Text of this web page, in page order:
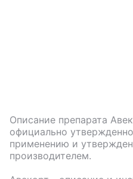
Описание препарата
официально
применению и
производителем.